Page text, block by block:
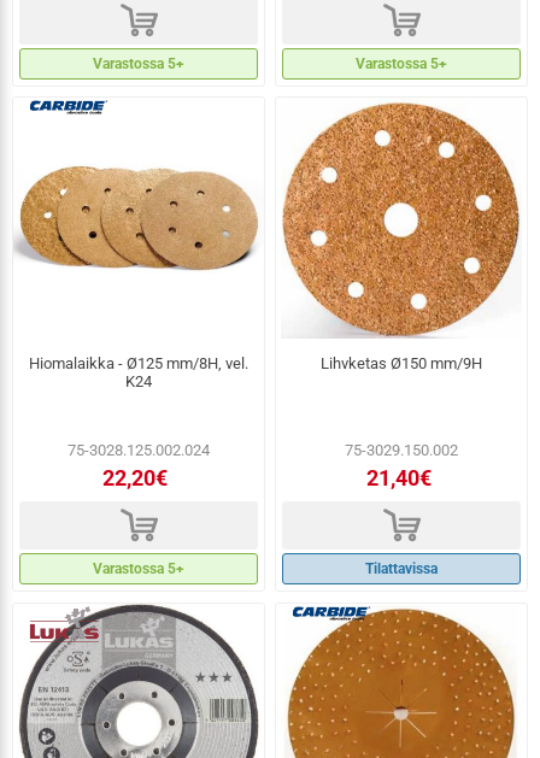
d
Varastossa 5+
d
Varastossa 5+
Hiomalaikka - Ø125 mm/8H, vel.
K24
75-3028.125.002.024
22,20€
d
Varastossa 5+
Lihvketas Ø150 mm/9H
75-3029.150.002
21,40€
d
Tilattavissa